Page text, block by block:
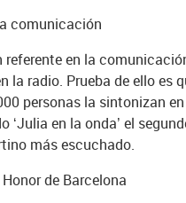
comunicación
referente en la
la radio. Prueba de ello es
personas la sintonizan en
‘Julia en la onda’ el
más escuchado.
de Barcelona